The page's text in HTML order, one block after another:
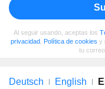
Al seguir usando, aceptas los
privacidad
Política de cookies y
tu
Deutsch English